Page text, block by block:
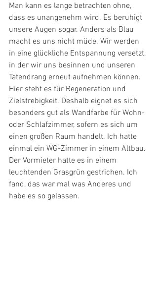
Man kann es lange betrachten ohne,
dass es unangenehm wird. Es beruhigt
unsere Augen sogar. Anders als Blau
macht es uns nicht müde. Wir werden
in eine glückliche Entspannung versetzt,
in der wir uns besinnen und unseren
Tatendrang erneut aufnehmen können.
Hier steht es für Regeneration und
Zielstrebigkeit. Deshalb eignet es sich
besonders gut als Wandfarbe für Wohn-
oder Schlafzimmer, sofern es sich um
einen großen Raum handelt. Ich hatte
einmal ein WG-Zimmer in einem Altbau.
Der Vormieter hatte es in einem
leuchtenden Grasgrün gestrichen. Ich
fand, das war mal was Anderes und
habe es so gelassen.